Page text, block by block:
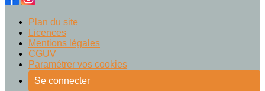
Plan du site
Licences
Mentions légales
CGUV
Paramétrer vos cookies
Se connecter